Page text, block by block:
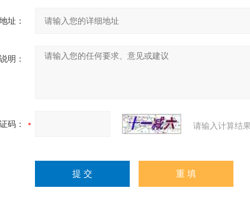
址：
明：
码： 请输入计算结